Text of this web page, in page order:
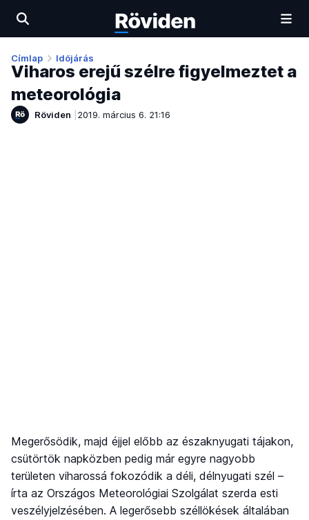
Címlap Időjárás
Viharos erejű szélre figyelmeztet a
meteorológia
Röviden 2019. március 6. 21:16
Megerősödik, majd éjjel előbb az északnyugati tájakon,
csütörtök napközben pedig már egyre nagyobb
területen viharossá fokozódik a déli, délnyugati szél –
írta az Országos Meteorológiai Szolgálat szerda esti
veszélyjelzésében. A legerősebb széllökések általában